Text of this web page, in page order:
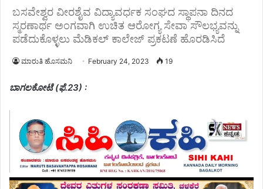
ಬಸವೇಶ್ವರ ವೀರಶೈವ ವಿದ್ಯಾವರ್ಧಕ ಸಂಘದ ಸ್ಥಾಪನಾ ದಿನದ
ಸ್ಮರಣಾರ್ಥ ಅಂಗವಾಗಿ ಉಚಿತ ಆರೋಗ್ಯ ಸೇವಾ ಸೌಲಭ್ಯವನ್ನು
ಪಡೆದುಕೊಳ್ಳಲು ಮೆಡಿಕಲ್ ಕಾಲೇಜ್ ಪ್ರಕಟಣೆ ಹೊರಡಿಸಿದೆ
ಮಾರುತಿ ಹೊಸಮನಿ February 24, 2023 19
ಬಾಗಲಕೋಟೆ (ಫೆ.23) :